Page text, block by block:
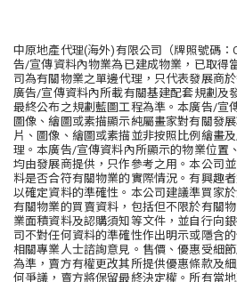
中原地產代理(海外)有限公司（牌照號碼：
告/宣傳資料內物業為已建成物業，已取得
司為有關物業之單邊代理，只代表發展商
廣告/宣傳資料內所載有關基建配套規劃及
最終公布之規劃藍圖工程為準。本廣告/宣
圖像、繪圖或素描顯示純屬畫家對有關發
片、圖像、繪圖或素描並非按照比例繪畫
理。本廣告/宣傳資料內所顯示的物業位置
均由發展商提供，只作參考之用。本公司
料是否合符有關物業的實際情況。有興趣
以確定資料的準確性。本公司建議準買家
有關物業的買賣資料，包括但不限於有關
業面積資料及認購須知等文件，並自行向
司不對任何資料的準確性作出明示或隱含
相關專業人士諮詢意見。售價、優惠受細
為準，賣方有權更改其所提供優惠條款及
何爭議，賣方將保留最終決定權。所有當